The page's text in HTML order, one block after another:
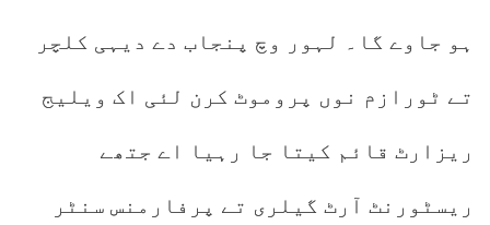
ہو جاوے گا۔ لہور وچ پنجاب دے دیہی کلچر
تے ٹورازم نوں پروموٹ کرن لئی اک ویلیج
ریزارٹ قائم کیتا جا رہیا اے جتھے
ریسٹورنٹ آرٹ گیلری تے پرفارمنس سنٹر